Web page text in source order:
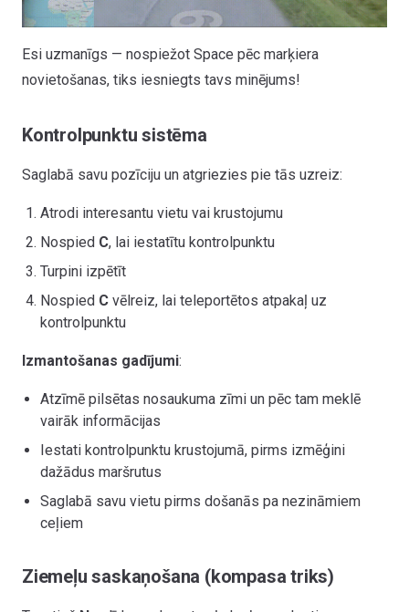
Esi uzmanīgs — nospiežot Space pēc marķiera
novietošanas, tiks iesniegts tavs minējums!
Kontrolpunktu sistēma
Saglabā savu pozīciju un atgriezies pie tās uzreiz:
Atrodi interesantu vietu vai krustojumu
Nospied C, lai iestatītu kontrolpunktu
Turpini izpētīt
Nospied C vēlreiz, lai teleportētos atpakaļ uz
kontrolpunktu
Izmantošanas gadījumi:
Atzīmē pilsētas nosaukuma zīmi un pēc tam meklē
vairāk informācijas
Iestati kontrolpunktu krustojumā, pirms izmēģini
dažādus maršrutus
Saglabā savu vietu pirms došanās pa nezināmiem
ceļiem
Ziemeļu saskaņošana (kompasa triks)